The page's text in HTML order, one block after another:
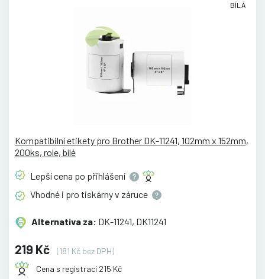
BÍLÁ
Kompatibilní etikety pro Brother DK-11241, 102mm x 152mm,
200ks, role, bílé
Lepší cena po přihlášení
Vhodné i pro tiskárny v záruce
Alternativa za: DK-11241, DK11241
219 Kč
(181 Kč bez DPH)
Cena s registrací 215 Kč